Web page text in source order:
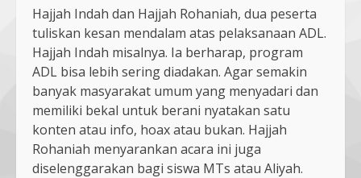
Hajjah Indah dan Hajjah Rohaniah, dua peserta
tuliskan kesan mendalam atas pelaksanaan ADL.
Hajjah Indah misalnya. Ia berharap, program
ADL bisa lebih sering diadakan. Agar semakin
banyak masyarakat umum yang menyadari dan
memiliki bekal untuk berani nyatakan satu
konten atau info, hoax atau bukan. Hajjah
Rohaniah menyarankan acara ini juga
diselenggarakan bagi siswa MTs atau Aliyah.